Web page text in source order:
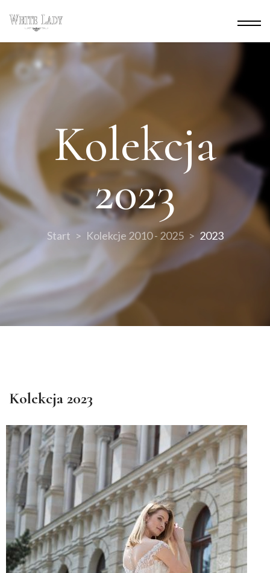
Kolekcja
2023
Start Kolekcje 2010 - 2025 2023
Kolekcja 2023